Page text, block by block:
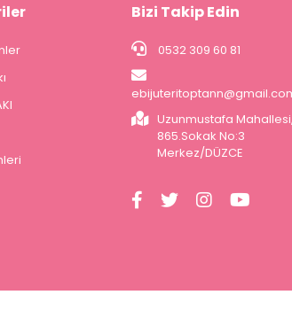
Bizi Takip Edin
0532 309 60 81
Uzunmustafa Mahallesi,
865.Sokak No:3
Merkez/DÜZCE